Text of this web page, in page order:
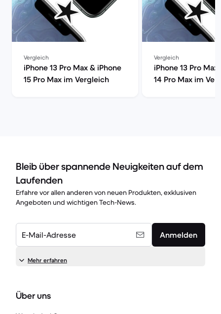
Vergleich
iPhone 13 Pro Max & iPhone
15 Pro Max im Vergleich
Vergleich
iPhone 13 Pro
14 Pro Max im
Bleib über spannende Neuigkeiten auf dem
Laufenden
Erfahre vor allen anderen von neuen Produkten, exklusiven
Angeboten und wichtigen Tech-News.
E-Mail-Adresse Anmelden
Mehr erfahren
Über uns